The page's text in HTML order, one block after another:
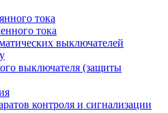
тока
тока
выключателей
выключателя (защиты
контроля и сигнализации